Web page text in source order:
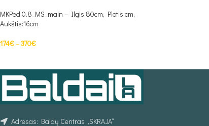
MKPed 0.8_MS_main – Ilgis:80cm, Plotis:cm,
Aukštis:16cm
174€–370€
Adresas: Baldų Centras „SKRAJA“